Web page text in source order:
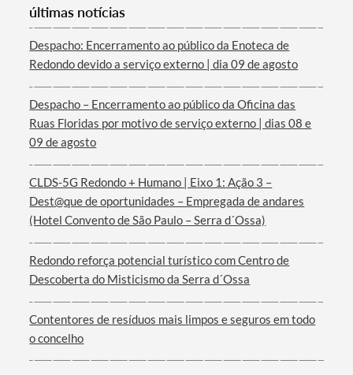
Filtros
últimas notícias
Despacho: Encerramento ao público da Enoteca de
Redondo devido a serviço externo | dia 09 de agosto
Despacho – Encerramento ao público da Oficina das
Ruas Floridas por motivo de serviço externo | dias 08 e
09 de agosto
CLDS-5G Redondo + Humano | Eixo 1: Ação 3 –
Dest@que de oportunidades – Empregada de andares
(Hotel Convento de São Paulo – Serra d´Ossa)
Redondo reforça potencial turístico com Centro de
Descoberta do Misticismo da Serra d´Ossa
Contentores de resíduos mais limpos e seguros em todo
o concelho